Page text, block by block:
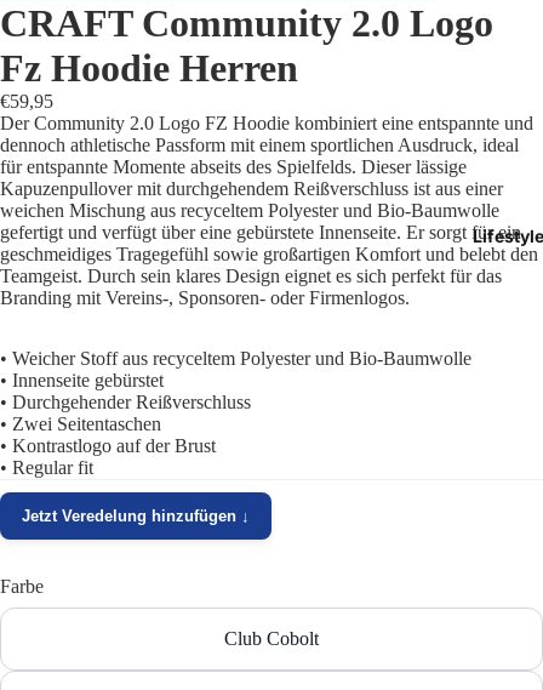
Trikots
Lifestyle
Polos
CRAFT Community 2.0 Logo
Fz Hoodie Herren
€59,95
Der Community 2.0 Logo FZ Hoodie kombiniert eine entspannte und
dennoch athletische Passform mit einem sportlichen Ausdruck, ideal
für entspannte Momente abseits des Spielfelds. Dieser lässige
Kapuzenpullover mit durchgehendem Reißverschluss ist aus einer
weichen Mischung aus recyceltem Polyester und Bio-Baumwolle
gefertigt und verfügt über eine gebürstete Innenseite. Er sorgt für ein
geschmeidiges Tragegefühl sowie großartigen Komfort und belebt den
Teamgeist. Durch sein klares Design eignet es sich perfekt für das
Branding mit Vereins-, Sponsoren- oder Firmenlogos.
• Weicher Stoff aus recyceltem Polyester und Bio-Baumwolle
• Innenseite gebürstet
• Durchgehender Reißverschluss
• Zwei Seitentaschen
• Kontrastlogo auf der Brust
• Regular fit
Jetzt Veredelung hinzufügen ↓
Farbe
Club Cobolt